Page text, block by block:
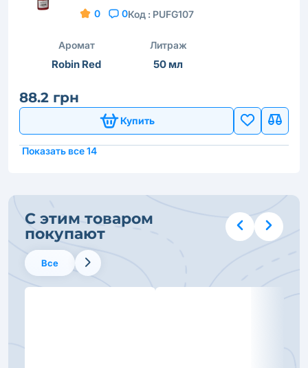
0 0Код : PUFG107
Аромат
Robin Red
Литраж
50 мл
88.2 грн
Купить
Показать все 14
С этим товаром
покупают
Все